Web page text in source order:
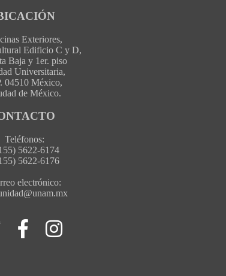
Exteriores,
Edificio C y D,
Baja y 1er. piso
Universitaria,
04510 México,
de México.
Teléfonos:
5622-6174
5622-6176
electrónico: